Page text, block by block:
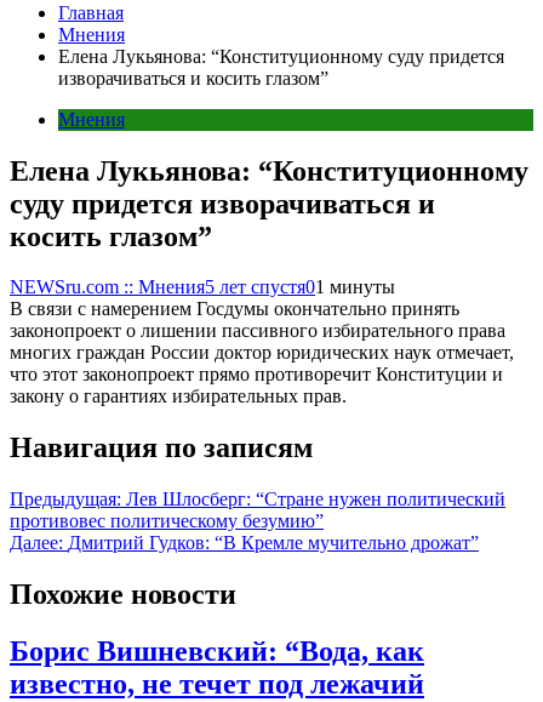
Главная
Мнения
Елена Лукьянова: “Конституционному суду придется
изворачиваться и косить глазом”
Мнения
Елена Лукьянова: “Конституционному
суду придется изворачиваться и
косить глазом”
NEWSru.com :: Мнения5 лет спустя01 минуты
В связи с намерением Госдумы окончательно принять
законопроект о лишении пассивного избирательного права
многих граждан России доктор юридических наук отмечает,
что этот законопроект прямо противоречит Конституции и
закону о гарантиях избирательных прав.
Навигация по записям
Предыдущая: Лев Шлосберг: “Стране нужен политический
противовес политическому безумию”
Далее: Дмитрий Гудков: “В Кремле мучительно дрожат”
Похожие новости
Борис Вишневский: “Вода, как
известно, не течет под лежачий